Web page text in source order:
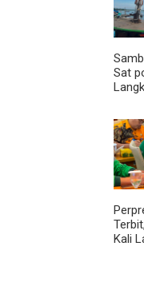
Sat
Kali